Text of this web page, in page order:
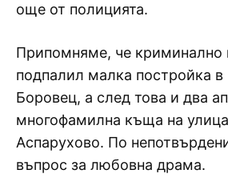
още от полицията.
Припомняме, че криминално
подпалил малка постройка в
Боровец, а след това и два
многофамилна къща на
Аспарухово. По
въпрос за любовна драма.